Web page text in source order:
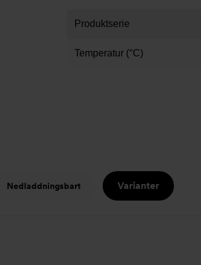
Produktserie
Temperatur (°C)
Nedladdningsbart Varianter